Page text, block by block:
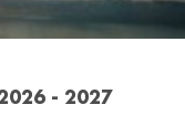
2026 - 2027